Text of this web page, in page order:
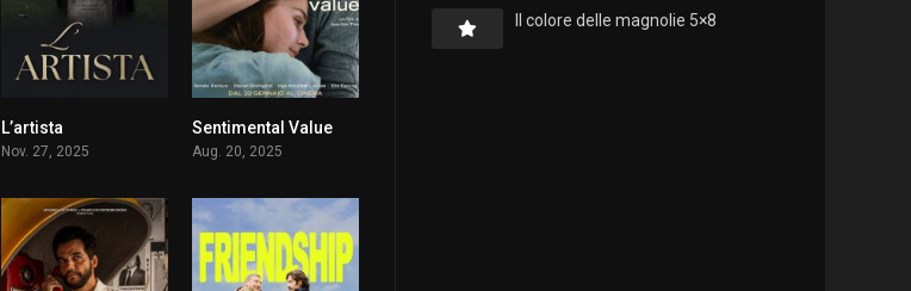
L’artista
Nov. 27, 2025
7.7
Sentimental Value
Aug. 20, 2025
Il colore delle magnolie 5×8